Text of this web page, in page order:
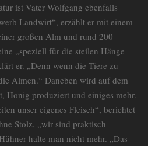
ist Vater Wolfgang ebenfalls
Landwirt“, erzählt er mit einem
großen Alm und rund 200
„speziell für die steilen Hänge
er. „Denn wenn die Tiere zu
Almen.“ Daneben wird auf dem
Honig produziert und einiges mehr.
unser eigenes Fleisch“, berichtet
Stolz, „wir sind praktisch
halte man nicht mehr. „Das